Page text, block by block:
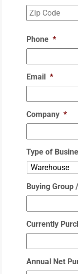
Phone *
Email *
Company *
Type of
Buying Group
Currently
Annual Net